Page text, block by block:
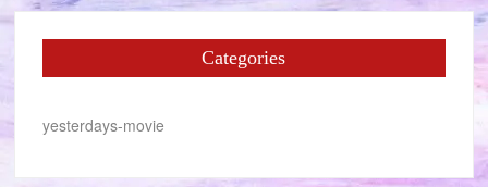
Categories
yesterdays-movie